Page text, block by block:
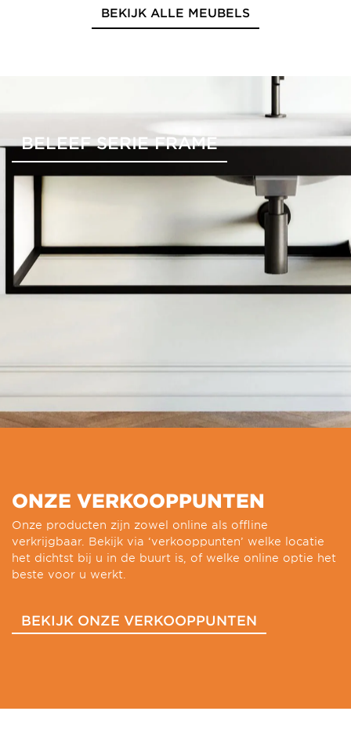
BEKIJK ALLE MEUBELS
BELEEF SERIE FRAME
ONZE VERKOOPPUNTEN
Onze producten zijn zowel online als offline
verkrijgbaar. Bekijk via ‘verkooppunten’ welke locatie
het dichtst bij u in de buurt is, of welke online optie het
beste voor u werkt.
BEKIJK ONZE VERKOOPPUNTEN